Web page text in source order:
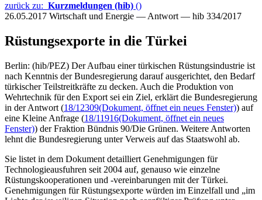
zurück zu: Kurzmeldungen (hib) ()
26.05.2017 Wirtschaft und Energie — Antwort — hib 334/2017
Rüstungsexporte in die Türkei
Berlin: (hib/PEZ) Der Aufbau einer türkischen Rüstungsindustrie ist
nach Kenntnis der Bundesregierung darauf ausgerichtet, den Bedarf
türkischer Teilstreitkräfte zu decken. Auch die Produktion von
Wehrtechnik für den Export sei ein Ziel, erklärt die Bundesregierung
in der Antwort (18/12309(Dokument, öffnet ein neues Fenster)) auf
eine Kleine Anfrage (18/11916(Dokument, öffnet ein neues
Fenster)) der Fraktion Bündnis 90/Die Grünen. Weitere Antworten
lehnt die Bundesregierung unter Verweis auf das Staatswohl ab.
Sie listet in dem Dokument detailliert Genehmigungen für
Technologieausfuhren seit 2004 auf, genauso wie einzelne
Rüstungskooperationen und -vereinbarungen mit der Türkei.
Genehmigungen für Rüstungsexporte würden im Einzelfall und „im